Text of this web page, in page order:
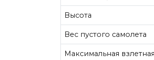
Высота
Вес пустого самолета
Максимальная взлетная